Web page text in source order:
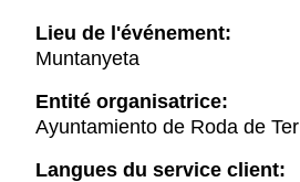
Lieu de l'événement:
Muntanyeta
Entité organisatrice:
Ayuntamiento de Roda de Ter
Langues du service client: